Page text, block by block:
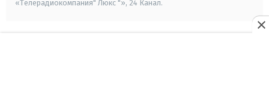
«Телерадиокомпания" Люкс "», 24 Канал.